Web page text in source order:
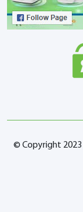
© Copyright 2023